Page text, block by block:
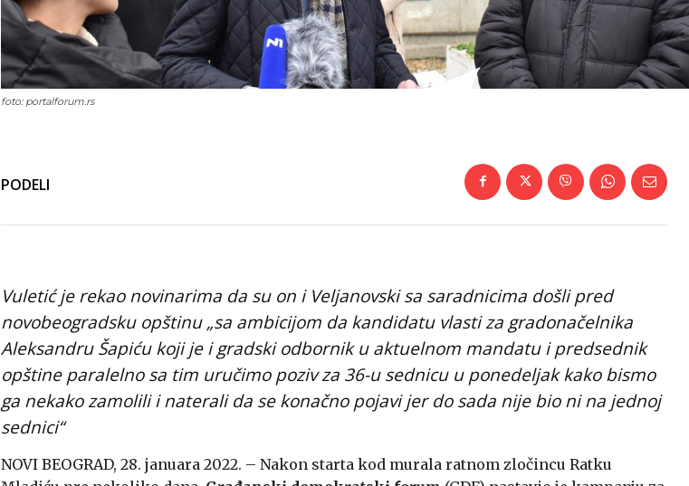
foto: portalforum.rs
PODELI
Vuletić je rekao novinarima da su on i Veljanovski sa saradnicima došli pred
novobeogradsku opštinu „sa ambicijom da kandidatu vlasti za gradonačelnika
Aleksandru Šapiću koji je i gradski odbornik u aktuelnom mandatu i predsednik
opštine paralelno sa tim uručimo poziv za 36-u sednicu u ponedeljak kako bismo
ga nekako zamolili i naterali da se konačno pojavi jer do sada nije bio ni na jednoj
sednici“
NOVI BEOGRAD, 28. januara 2022. – Nakon starta kod murala ratnom zločincu Ratku